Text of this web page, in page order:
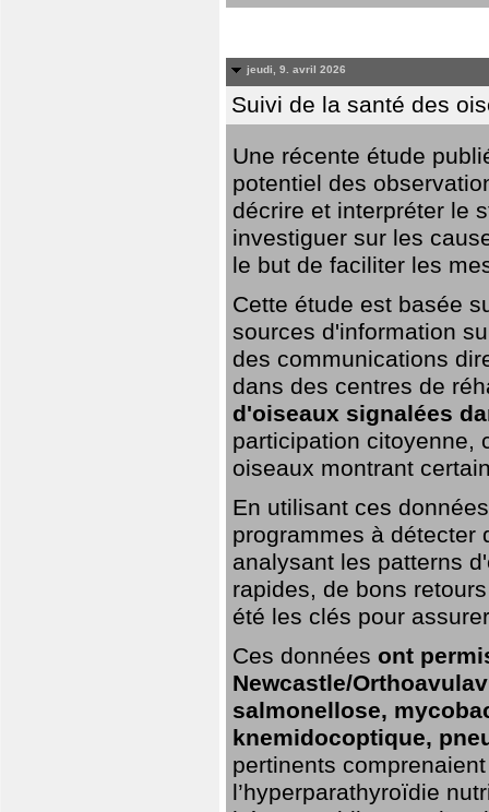
jeudi, 9. avril 2026
Suivi de la santé des
Une récente étude
potentiel des
décrire et interpréter le
investiguer sur les
le but de faciliter les
Cette étude est basée
sources d'information
des communications
dans des centres de
d'oiseaux signalées
participation citoyenne,
oiseaux montrant
En utilisant ces
programmes à détecter
analysant les patterns
rapides, de bons
été les clés pour
Ces données ont
Newcastle/
salmonellose,
knemidocoptique,
pertinents
l’hyperparathyroïdie